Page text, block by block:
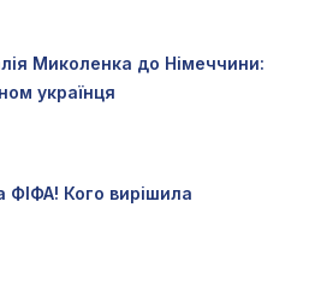
Миколенка до Німеччини:
українця
ФІФА! Кого вирішила